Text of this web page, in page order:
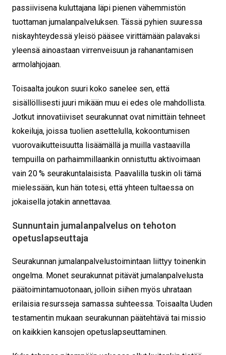
passiivisena kuluttajana läpi pienen vähemmistön
tuottaman jumalanpalveluksen. Tässä pyhien suuressa
niskayhteydessä yleisö pääsee virittämään palavaksi
yleensä ainoastaan virrenveisuun ja rahanantamisen
armolahjojaan.
Toisaalta joukon suuri koko sanelee sen, että
sisällöllisesti juuri mikään muu ei edes ole mahdollista.
Jotkut innovatiiviset seurakunnat ovat nimittäin tehneet
kokeiluja, joissa tuolien asettelulla, kokoontumisen
vuorovaikutteisuutta lisäämällä ja muilla vastaavilla
tempuilla on parhaimmillaankin onnistuttu aktivoimaan
vain 20 % seurakuntalaisista. Paavalilla tuskin oli tämä
mielessään, kun hän totesi, että yhteen tultaessa on
jokaisella jotakin annettavaa.
Sunnuntain jumalanpalvelus on tehoton
opetuslapseuttaja
Seurakunnan jumalanpalvelustoimintaan liittyy toinenkin
ongelma. Monet seurakunnat pitävät jumalanpalvelusta
päätoimintamuotonaan, jolloin siihen myös uhrataan
erilaisia resursseja samassa suhteessa. Toisaalta Uuden
testamentin mukaan seurakunnan päätehtävä tai missio
on kaikkien kansojen opetuslapseuttaminen.